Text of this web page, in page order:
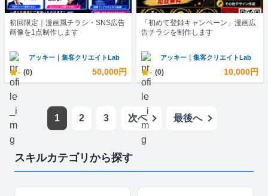
初回限定｜漫画風チラシ・SNS広告
画像を1点制作します
アッキー｜集客クリエイトLab
- (0) 50,000円
「初めて登録キャンペーン」漫画広
告チラシを制作します
アッキー｜集客クリエイトLab
- (0) 10,000円
1 2 3 次へ 最後へ
スキルカテゴリから探す